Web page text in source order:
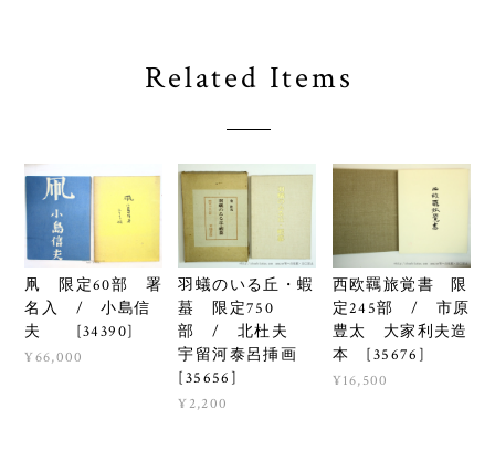
Related Items
凧 限定60部 署
名入 / 小島信
夫 [34390]
¥66,000
羽蟻のいる丘・蝦
蟇 限定750
部 / 北杜夫
宇留河泰呂挿画
[35656]
¥2,200
西欧羈旅覚書 限
定245部 / 市原
豊太 大家利夫造
本 [35676]
¥16,500